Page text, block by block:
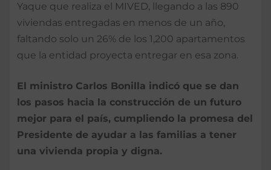
Yaque que realiza el MIVED, llegando a las 890
viviendas entregadas en menos de un año,
faltando solo un 26% de los 1,200 apartamentos
que la entidad proyecta entregar en esa zona.
El ministro Carlos Bonilla indicó que se dan
los pasos hacia la construcción de un futuro
mejor para el país, cumpliendo la promesa del
Presidente de ayudar a las familias a tener
una vivienda propia y digna.